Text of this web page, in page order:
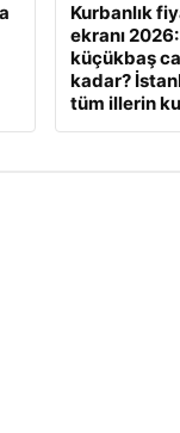
Kurbanlık
ekranı
küçükbaş
kadar?
tüm illerin